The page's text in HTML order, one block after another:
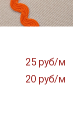
25 руб/м
20 руб/м